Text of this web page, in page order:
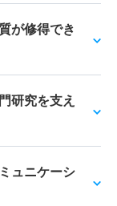
が修得でき
研究を支え
ュニケーシ